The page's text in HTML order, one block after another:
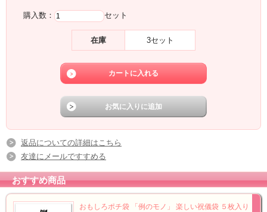
購入数： セット
在庫 3セット
返品についての詳細はこちら
友達にメールですすめる
おすすめ商品
おもしろポチ袋 「例のモノ」 楽しい祝儀袋 ５枚入り